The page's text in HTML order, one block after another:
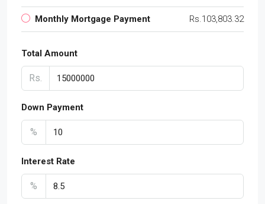
Monthly Mortgage Payment Rs.103,803.32
Total Amount
Rs.
Down Payment
%
Interest Rate
%